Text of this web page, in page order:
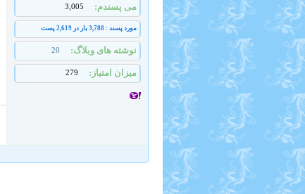
می پسندم 3,005
مورد پسند : 3,788 بار در 2,619 پست
نوشته های وبلاگ 20
میزان امتیاز 279